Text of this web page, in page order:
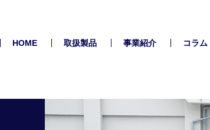
HOME 取扱製品 事業紹介 コラム